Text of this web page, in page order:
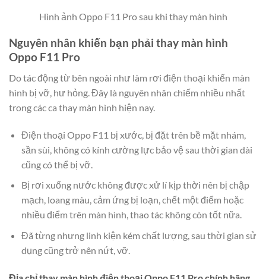
Hình ảnh Oppo F11 Pro sau khi thay màn hình
Nguyên nhân khiến bạn phải thay màn hình
Oppo F11 Pro
Do tác động từ bên ngoài như làm rơi điện thoại khiến màn
hình bị vỡ, hư hỏng. Đây là nguyên nhân chiếm nhiều nhất
trong các ca thay màn hình hiện nay.
Điện thoại Oppo F11 bị xước, bị đặt trên bề mặt nhám,
sần sùi, không có kính cường lực bảo vệ sau thời gian dài
cũng có thể bị vỡ.
Bị rơi xuống nước không được xử lí kịp thời nên bị chập
mạch, loang màu, cảm ứng bị loạn, chết một điểm hoặc
nhiều điểm trên màn hình, thao tác không còn tốt nữa.
Đã từng nhưng linh kiện kém chất lượng, sau thời gian sử
dụng cũng trở nên nứt, vỡ.